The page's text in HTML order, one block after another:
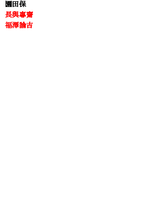
園田保
長與專齋
福澤諭吉